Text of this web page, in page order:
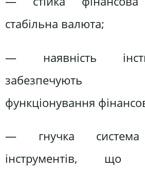
стабільна валюта;
— наявність
забезпечують
функціонування
— гнучка система
інструментів, що